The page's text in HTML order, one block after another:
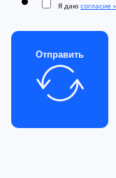
Я даю согласие
Отправить